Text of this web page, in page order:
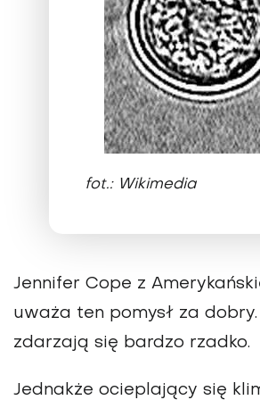
fot.: Wikimedia
Jennifer Cope z
uważa ten pomysł za
zdarzają się bardzo rzadko.
Jednakże ocieplający się